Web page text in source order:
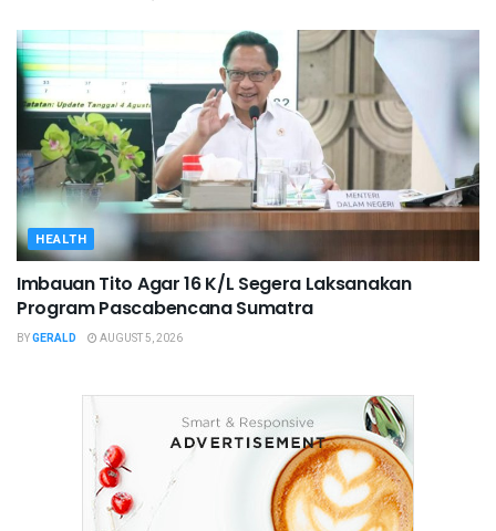
HEALTH
Imbauan Tito Agar 16 K/L Segera Laksanakan
Program Pascabencana Sumatra
BYGERALD AUGUST 5, 2026